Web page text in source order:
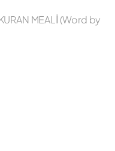
MEALİ (Word by